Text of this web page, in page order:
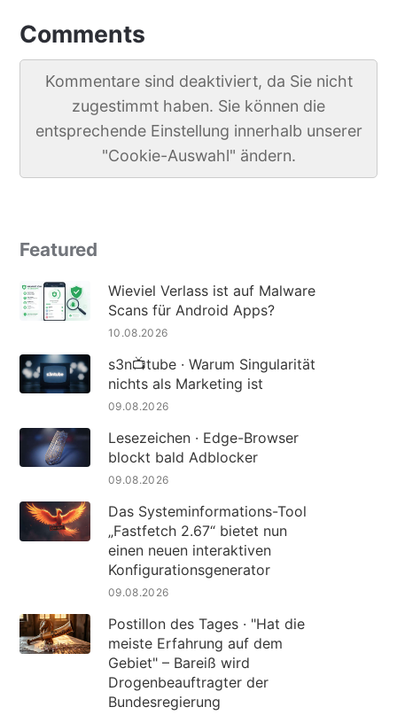
Comments
Kommentare sind deaktiviert, da Sie nicht
zugestimmt haben. Sie können die
entsprechende Einstellung innerhalb unserer
"Cookie-Auswahl" ändern.
Featured
Wieviel Verlass ist auf Malware
Scans für Android Apps?
10.08.2026
s3n📺tube · Warum Singularität
nichts als Marketing ist
09.08.2026
Lesezeichen · Edge-Browser
blockt bald Adblocker
09.08.2026
Das Systeminformations-Tool
„Fastfetch 2.67“ bietet nun
einen neuen interaktiven
Konfigurationsgenerator
09.08.2026
Postillon des Tages · "Hat die
meiste Erfahrung auf dem
Gebiet" – Bareiß wird
Drogenbeauftragter der
Bundesregierung